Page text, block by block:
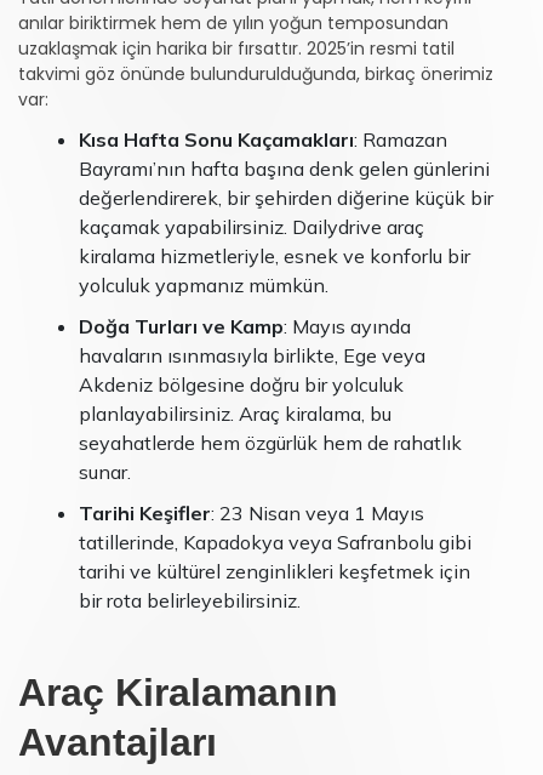
anılar biriktirmek hem de yılın yoğun temposundan
uzaklaşmak için harika bir fırsattır. 2025’in resmi tatil
takvimi göz önünde bulundurulduğunda, birkaç önerimiz
var:
Kısa Hafta Sonu Kaçamakları: Ramazan
Bayramı’nın hafta başına denk gelen günlerini
değerlendirerek, bir şehirden diğerine küçük bir
kaçamak yapabilirsiniz. Dailydrive araç
kiralama hizmetleriyle, esnek ve konforlu bir
yolculuk yapmanız mümkün.
Doğa Turları ve Kamp: Mayıs ayında
havaların ısınmasıyla birlikte, Ege veya
Akdeniz bölgesine doğru bir yolculuk
planlayabilirsiniz. Araç kiralama, bu
seyahatlerde hem özgürlük hem de rahatlık
sunar.
Tarihi Keşifler: 23 Nisan veya 1 Mayıs
tatillerinde, Kapadokya veya Safranbolu gibi
tarihi ve kültürel zenginlikleri keşfetmek için
bir rota belirleyebilirsiniz.
Araç Kiralamanın
Avantajları